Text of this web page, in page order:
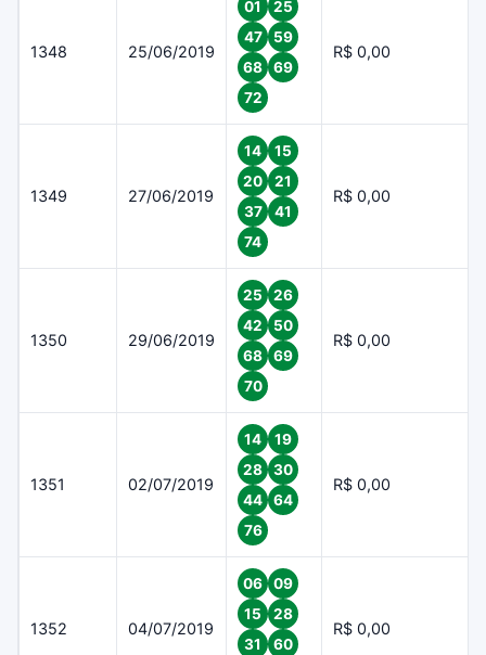
1348 25/06/2019
01
25
47
59
68
69
72
R$ 0,00
1349 27/06/2019
14
15
20
21
37
41
74
R$ 0,00
1350 29/06/2019
25
26
42
50
68
69
70
R$ 0,00
1351 02/07/2019
14
19
28
30
44
64
76
R$ 0,00
1352 04/07/2019
06
09
15
28
31
60
R$ 0,00